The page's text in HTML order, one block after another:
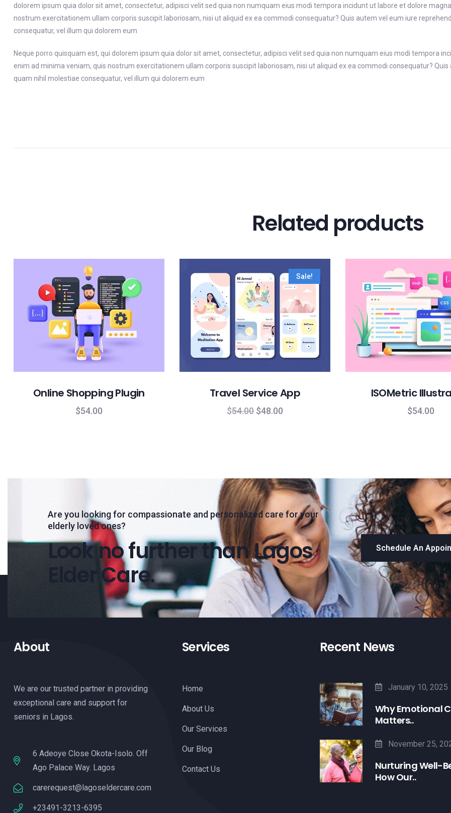
dolorem ipsum quia dolor sit amet, consectetur, adipisci velit sed quia non numquam eius modi tempora incidunt ut labore et dolore
nostrum exercitationem ullam corporis suscipit laboriosam, nisi ut aliquid ex ea commodi consequatur? Quis autem vel eum iure
consequatur, vel illum qui dolorem eum
Neque porro quisquam est, qui dolorem ipsum quia dolor sit amet, consectetur, adipisci velit sed quia non numquam eius modi tempora
enim ad minima veniam, quis nostrum exercitationem ullam corporis suscipit laboriosam, nisi ut aliquid ex ea commodi consequatur?
quam nihil molestiae consequatur, vel illum qui dolorem eum
Related products
Online Shopping Plugin
$54.00
Sale!
Travel Service App
$54.00 $48.00
ISOMetric
$54.00
Are you looking for compassionate and personalized care for your
elderly loved ones?
Look no further than Lagos
Elder Care.
Schedule An
About
We are our trusted partner in providing
exceptional care and support for
seniors in Lagos.
6 Adeoye Close Okota-Isolo. Off
Ago Palace Way. Lagos
carerequest@lagoseldercare.com
+23491-3213-6395
Services
Home
About Us
Our Services
Our Blog
Contact Us
Recent News
January 10, 2025
Why Emotional
Matters..
November 25,
Nurturing Well-
How Our..